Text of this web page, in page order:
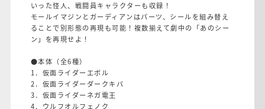
いった怪人、戦闘員キャラクターも収録！
モールイマジンとガーディアンはパーツ、シールを組み替え
ることで別形態の再現も可能！複数揃えて劇中の「あのシー
ン」を再現せよ！
●本体（全6種）
1．仮面ライダーエボル
2．仮面ライダーダークキバ
3．仮面ライダーネガ電王
4．ウルフオルフェノク